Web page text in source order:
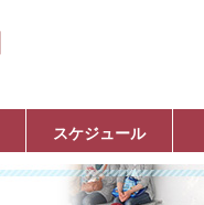
スケジュール